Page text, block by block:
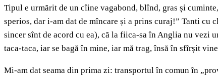
Tipul e urmărit de un cîine vagabond, blînd, gras și
sperios, dar i-am dat de mîncare și a prins curaj!” Tanti cu
sincer sînt de acord cu ea), că la fiica-sa în Anglia nu vezi
taca-taca, iar se bagă în mine, iar mă trag, însă în sfîrșit
Mi-am dat seama din prima zi: transportul în comun în